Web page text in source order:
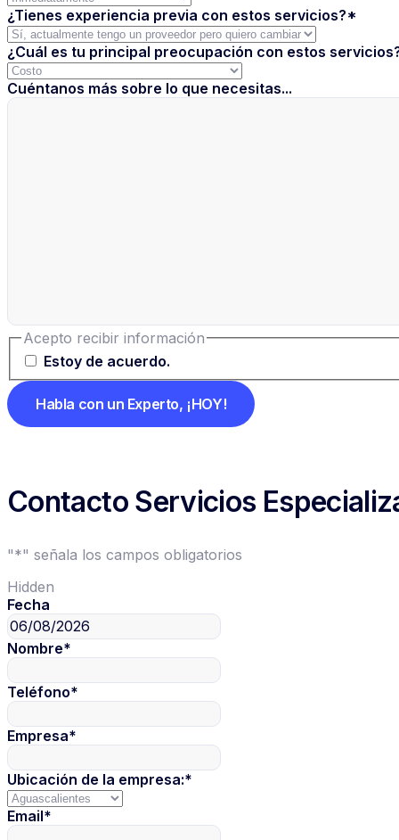
¿Tienes experiencia previa con estos servicios?*
¿Cuál es tu principal preocupación con estos
Cuéntanos más sobre lo que necesitas...
Acepto recibir información
Estoy de acuerdo.
Contacto Servicios
"*" señala los campos obligatorios
Hidden
Fecha
Nombre*
Teléfono*
Empresa*
Ubicación de la empresa:*
Email*